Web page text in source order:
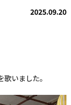
2025.09.20
いました。